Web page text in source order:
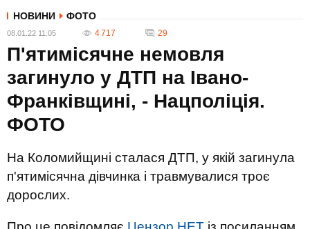
НОВИНИ ФОТО
08.01.22 11:05 4 717 29
П'ятимісячне немовля
загинуло у ДТП на Івано-
Франківщині, - Нацполіція.
ФОТО
На Коломийщині сталася ДТП, у якій загинула
п'ятимісячна дівчинка і травмувалися троє
дорослих.